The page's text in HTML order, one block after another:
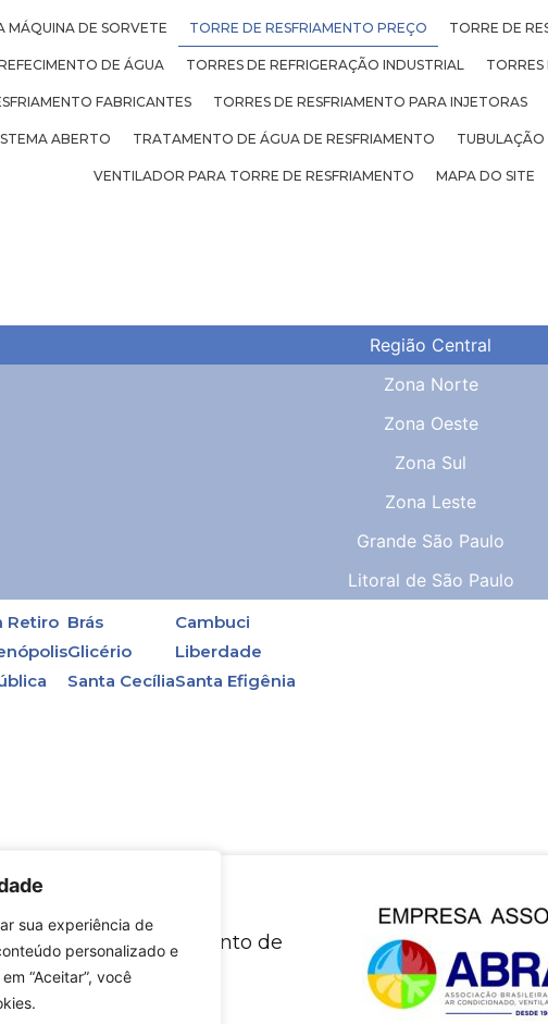
sua experiência de
personalizado e
“Aceitar”, você
MÁQUINA DE SORVETE TORRE DE RESFRIAMENTO PREÇO TORRE DE
DE ÁGUA TORRES DE REFRIGERAÇÃO INDUSTRIAL TORRES
FABRICANTES TORRES DE RESFRIAMENTO PARA INJETORAS
ABERTO TRATAMENTO DE ÁGUA DE RESFRIAMENTO TUBULAÇÃO
VENTILADOR PARA TORRE DE RESFRIAMENTO MAPA DO SITE
Região Central
Zona Norte
Zona Oeste
Zona Sul
Zona Leste
Grande São Paulo
Litoral de São Paulo
Retiro Brás
Glicério
Santa Cecília
Cambuci
Liberdade
Santa Efigênia
torres de enfriamiento de